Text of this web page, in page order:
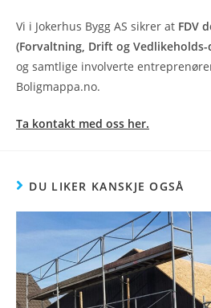
Vi i Jokerhus Bygg AS sikrer at FDV
(Forvaltning, Drift og
og samtlige involverte
Boligmappa.no.
Ta kontakt med oss her.
DU LIKER KANSKJE OGSÅ